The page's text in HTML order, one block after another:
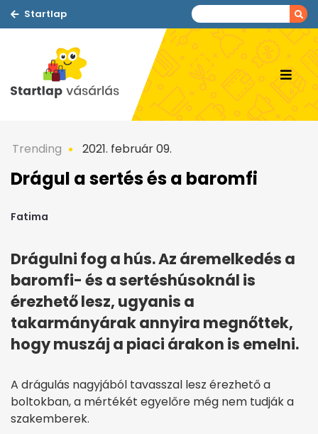
Startlap
Trending 2021. február 09.
Drágul a sertés és a baromfi
Fatima
Drágulni fog a hús. Az áremelkedés a
baromfi- és a sertéshúsoknál is
érezhető lesz, ugyanis a
takarmányárak annyira megnőttek,
hogy muszáj a piaci árakon is emelni.
A drágulás nagyjából tavasszal lesz érezhető a
boltokban, a mértékét egyelőre még nem tudják a
szakemberek.